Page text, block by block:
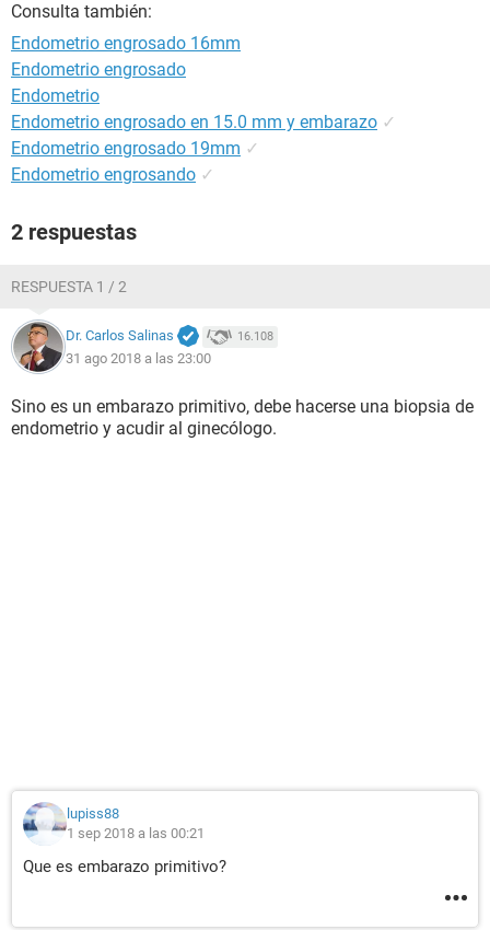
Consulta también:
Endometrio engrosado 16mm
Endometrio engrosado
Endometrio
Endometrio engrosado en 15.0 mm y embarazo ✓
Endometrio engrosado 19mm ✓
Endometrio engrosando ✓
2 respuestas
RESPUESTA 1 / 2
Dr. Carlos Salinas 16.108
31 ago 2018 a las 23:00
Sino es un embarazo primitivo, debe hacerse una biopsia de
endometrio y acudir al ginecólogo.
lupiss88
1 sep 2018 a las 00:21
Que es embarazo primitivo?